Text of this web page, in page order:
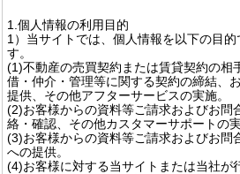
1.個人情報の利用目的
1）当サイトでは、個人情報を以下の目
す。
(1)不動産の売買契約または賃貸契約の相
借・仲介・管理等に関する契約の締結、
提供、その他アフターサービスの実施。
(2)お客様からの資料等ご請求およびお問
絡・確認、その他カスタマーサポートの実
(3)お客様からの資料等ご請求およびお問
への提供。
(4)お客様に対する当サイトまたは当社が